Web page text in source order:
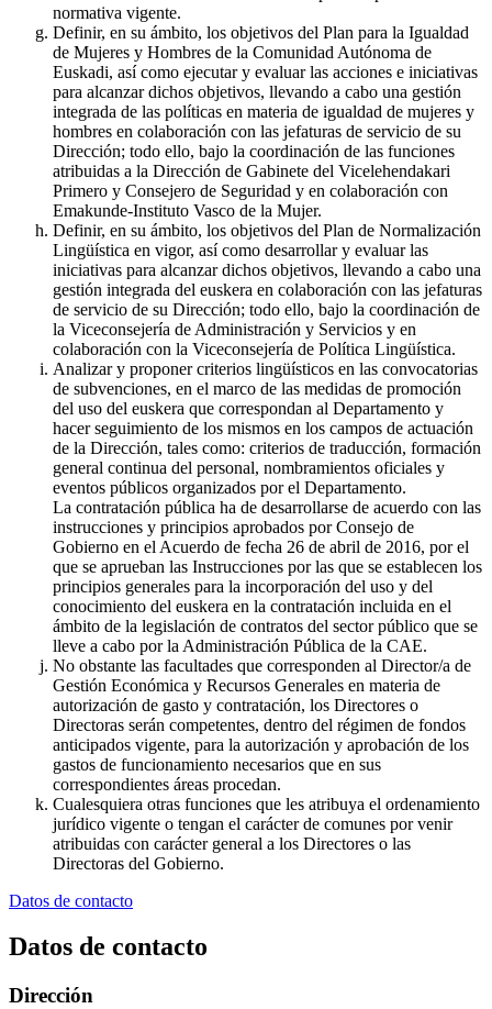
normativa vigente.
Definir, en su ámbito, los objetivos del Plan para la Igualdad
de Mujeres y Hombres de la Comunidad Autónoma de
Euskadi, así como ejecutar y evaluar las acciones e iniciativas
para alcanzar dichos objetivos, llevando a cabo una gestión
integrada de las políticas en materia de igualdad de mujeres y
hombres en colaboración con las jefaturas de servicio de su
Dirección; todo ello, bajo la coordinación de las funciones
atribuidas a la Dirección de Gabinete del Vicelehendakari
Primero y Consejero de Seguridad y en colaboración con
Emakunde-Instituto Vasco de la Mujer.
Definir, en su ámbito, los objetivos del Plan de Normalización
Lingüística en vigor, así como desarrollar y evaluar las
iniciativas para alcanzar dichos objetivos, llevando a cabo una
gestión integrada del euskera en colaboración con las jefaturas
de servicio de su Dirección; todo ello, bajo la coordinación de
la Viceconsejería de Administración y Servicios y en
colaboración con la Viceconsejería de Política Lingüística.
Analizar y proponer criterios lingüísticos en las convocatorias
de subvenciones, en el marco de las medidas de promoción
del uso del euskera que correspondan al Departamento y
hacer seguimiento de los mismos en los campos de actuación
de la Dirección, tales como: criterios de traducción, formación
general continua del personal, nombramientos oficiales y
eventos públicos organizados por el Departamento.
La contratación pública ha de desarrollarse de acuerdo con las
instrucciones y principios aprobados por Consejo de
Gobierno en el Acuerdo de fecha 26 de abril de 2016, por el
que se aprueban las Instrucciones por las que se establecen los
principios generales para la incorporación del uso y del
conocimiento del euskera en la contratación incluida en el
ámbito de la legislación de contratos del sector público que se
lleve a cabo por la Administración Pública de la CAE.
No obstante las facultades que corresponden al Director/a de
Gestión Económica y Recursos Generales en materia de
autorización de gasto y contratación, los Directores o
Directoras serán competentes, dentro del régimen de fondos
anticipados vigente, para la autorización y aprobación de los
gastos de funcionamiento necesarios que en sus
correspondientes áreas procedan.
Cualesquiera otras funciones que les atribuya el ordenamiento
jurídico vigente o tengan el carácter de comunes por venir
atribuidas con carácter general a los Directores o las
Directoras del Gobierno.
Datos de contacto
Datos de contacto
Dirección